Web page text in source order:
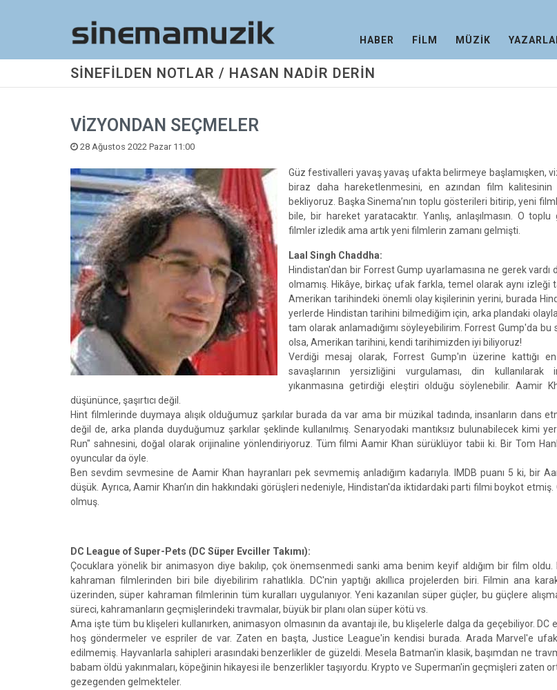
HABER FİLM MÜZİK
SİNEFİLDEN NOTLAR / HASAN NADİR DERİN
VİZYONDAN SEÇMELER
28 Ağustos 2022 Pazar 11:00
Güz festivalleri yavaş yavaş ufakta belirmeye başlamışken,
biraz daha hareketlenmesini, en azından film kalitesinin
bekliyoruz. Başka Sinema’nın toplu gösterileri bitirip, yeni
bile, bir hareket yaratacaktır. Yanlış, anlaşılmasın. O
filmler izledik ama artık yeni filmlerin zamanı gelmişti.
Laal Singh Chaddha:
Hindistan'dan bir Forrest Gump uyarlamasına ne gerek
olmamış. Hikâye, birkaç ufak farkla, temel olarak aynı izleği
Amerikan tarihindeki önemli olay kişilerinin yerini, burada
yerlerde Hindistan tarihini bilmediğim için, arka plandaki
tam olarak anlamadığımı söyleyebilirim. Forrest Gump'da bu
olsa, Amerikan tarihini, kendi tarihimizden iyi biliyoruz!
Verdiği mesaj olarak, Forrest Gump'ın üzerine kattığı
savaşlarının yersizliğini vurgulaması, din kullanılarak
yıkanmasına getirdiği eleştiri olduğu söylenebilir. Aamir
düşününce, şaşırtıcı değil.
Hint filmlerinde duymaya alışık olduğumuz şarkılar burada da var ama bir müzikal tadında, insanların dans
değil de, arka planda duyduğumuz şarkılar şeklinde kullanılmış. Senaryodaki mantıksız bulunabilecek kimi
Run" sahnesini, doğal olarak orijinaline yönlendiriyoruz. Tüm filmi Aamir Khan sürüklüyor tabii ki. Bir Tom
oyuncular da öyle.
Ben sevdim sevmesine de Aamir Khan hayranları pek sevmemiş anladığım kadarıyla. IMDB puanı 5 ki, bir
düşük. Ayrıca, Aamir Khan’ın din hakkındaki görüşleri nedeniyle, Hindistan'da iktidardaki parti filmi boykot etmiş.
olmuş.
DC League of Super-Pets (DC Süper Evciller Takımı):
Çocuklara yönelik bir animasyon diye bakılıp, çok önemsenmedi sanki ama benim keyif aldığım bir film oldu.
kahraman filmlerinden biri bile diyebilirim rahatlıkla. DC'nin yaptığı akıllıca projelerden biri. Filmin ana
üzerinden, süper kahraman filmlerinin tüm kuralları uygulanıyor. Yeni kazanılan süper güçler, bu güçlere
süreci, kahramanların geçmişlerindeki travmalar, büyük bir planı olan süper kötü vs.
Ama işte tüm bu klişeleri kullanırken, animasyon olmasının da avantajı ile, bu klişelerle dalga da geçebiliyor. DC
hoş göndermeler ve espriler de var. Zaten en başta, Justice League'in kendisi burada. Arada Marvel'e
edilmemiş. Hayvanlarla sahipleri arasındaki benzerlikler de güzeldi. Mesela Batman'in klasik, başımdan ne
babam öldü yakınmaları, köpeğinin hikayesi ile benzerlikler taşıyordu. Krypto ve Superman'in geçmişleri zaten
gezegenden gelmekteler.